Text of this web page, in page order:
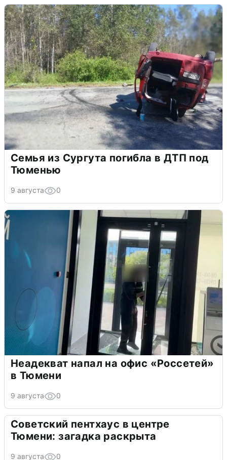
Семья из Сургута погибла в ДТП под
Тюменью
9 августа 0
Неадекват напал на офис «Россетей»
в Тюмени
9 августа 0
Советский пентхаус в центре
Тюмени: загадка раскрыта
9 августа 0